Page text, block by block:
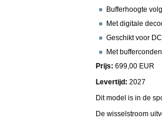
Bufferhoogte
Met digitale
Geschikt voor
Met
Prijs: 699,00 EUR
Levertijd: 2027
Dit model is in de
De wisselstroom